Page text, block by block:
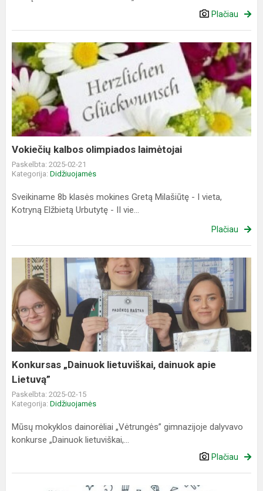
Plačiau
Vokiečių
kalbos
olimpiados
laimėtojai
Vokiečių kalbos olimpiados laimėtojai
Paskelbta: 2025-02-21
Kategorija: Didžiuojamės
Sveikiname 8b klasės mokines Gretą Milašiūtę - I vieta,
Kotryną Elžbietą Urbutytę - II vie...
Plačiau
Konkursas
„Dainuok
lietuviškai,
dainuok
apie
Lietuvą”
Konkursas „Dainuok lietuviškai, dainuok apie
Lietuvą”
Paskelbta: 2025-02-15
Kategorija: Didžiuojamės
Mūsų mokyklos dainorėliai „Vėtrungės” gimnazijoje dalyvavo
konkurse „Dainuok lietuviškai,...
Plačiau